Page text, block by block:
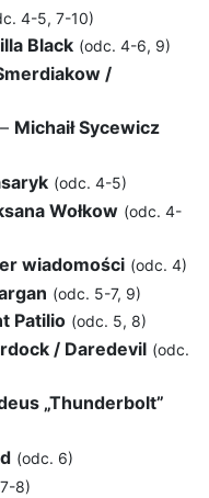
4-5, 7-10)
Black (odc. 4-6, 9)
/
– Michaił Sycewicz
(odc. 4-5)
Wołkow (odc. 4-
wiadomości (odc. 4)
(odc. 5-7, 9)
Patilio (odc. 5, 8)
/ Daredevil (odc.
„Thunderbolt”
(odc. 6)
8)